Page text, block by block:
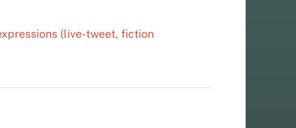
(live-tweet, fiction